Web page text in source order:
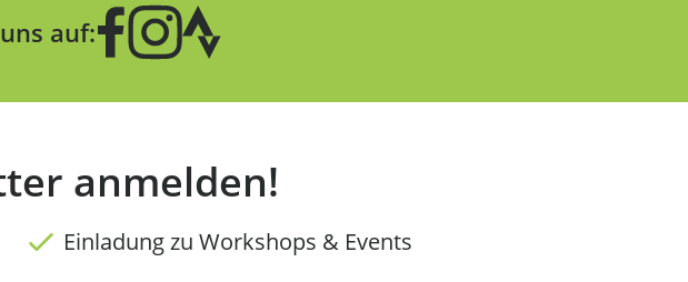
auf:
anmelden!
Einladung zu Workshops & Events